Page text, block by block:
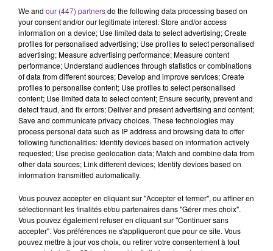
LE MAGASIN JOUÉCLUB DE REIMS FERME
SES PORTES
C'était l'une des institutions du centre-ville
rémois. Le magasin JouéClub est contraint de
fermer ses portes.
TITRES DIFFUSÉS
5h51
5h51
IMAGINE DRAGONS
5h47
5h47
TOVE LO & STROMAE
We and our (447) partnersdo the following data processing based on
your consent and/or our legitimate interest: Store and/or access
information on a device; Use limited data to select advertising; Create
profiles for personalised advertising; Use profiles to select personalised
advertising; Measure advertising performance; Measure content
performance; Understand audiences through statistics or combinations
of data from different sources; Develop and improve services; Create
profiles to personalise content; Use profiles to select personalised
content; Use limited data to select content; Ensure security, prevent and
detect fraud, and fix errors; Deliver and present advertising and content;
Save and communicate privacy choices. These technologies may
process personal data such as IP address and browsing data to offer
following functionalities: Identify devices based on information actively
requested; Use precise geolocation data; Match and combine data from
other data sources; Link different devices; Identify devices based on
information transmitted automatically.
Vous pouvez accepter en cliquant sur "Accepter et fermer", ou affiner en
sélectionnant les finalités et/ou partenaires dans "Gérer mes choix".
Vous pouvez également refuser en cliquant sur "Continuer sans
accepter". Vos préférences ne s'appliqueront que pour ce site. Vous
pouvez mettre à jour vos choix, ou retirer votre consentement à tout